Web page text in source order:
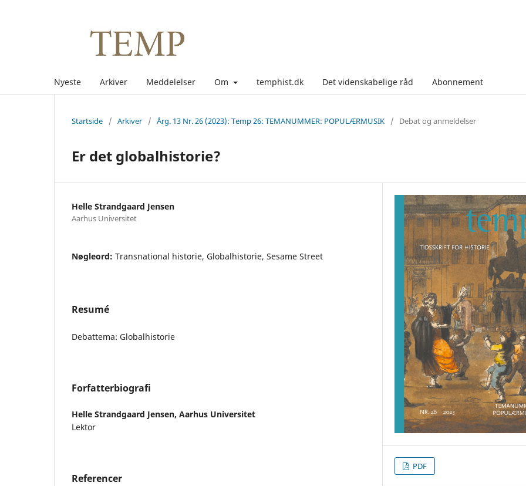
Nyeste Arkiver Meddelelser Om temphist.dk Det videnskabelige råd Abonnement
Startside / Arkiver / Årg. 13 Nr. 26 (2023): Temp 26: TEMANUMMER: POPULÆRMUSIK / Debat og anmeldelser
Er det globalhistorie?
Helle Strandgaard Jensen
Aarhus Universitet
Nøgleord: Transnational historie, Globalhistorie, Sesame Street
Resumé
Debattema: Globalhistorie
Forfatterbiografi
Helle Strandgaard Jensen, Aarhus Universitet
Lektor
Referencer
PDF